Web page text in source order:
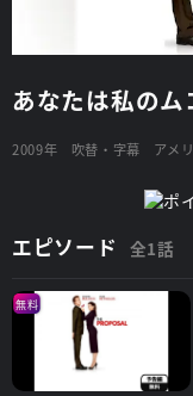
あなたは私のム
2009年 吹替・字幕 アメ
エピソード 全1話
無料